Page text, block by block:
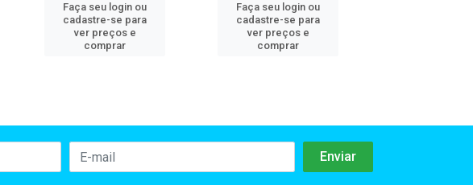
Faça seu login ou
cadastre-se para
ver preços e
comprar
Faça seu login ou
cadastre-se para
ver preços e
comprar